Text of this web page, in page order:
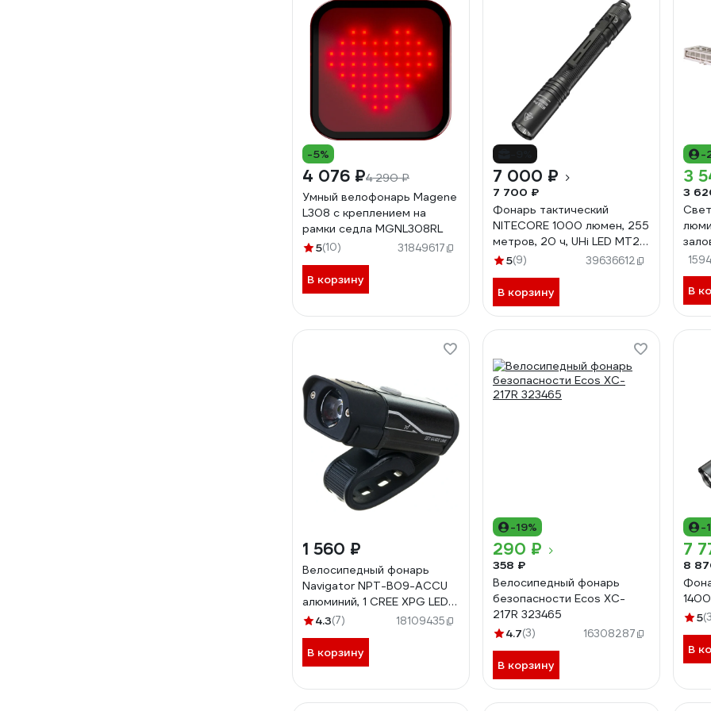
-5%
4 076 ₽4 290 ₽
Умный велофонарь Magene
L308 с креплением на
рамки седла MGNL308RL
5(10) 31849617
В корзину
7 000 ₽
7 700 ₽
Фонарь тактический
NITECORE 1000 люмен, 255
метров, 20 ч, UHi LED MT2A
Pro5(9) 39636612
В корзину
-
3
3
В
1 560 ₽
Велосипедный фонарь
Navigator NPT-B09-ACCU
алюминий, 1 CREE XPG LED 5
Вт, аккумулятор 3,7В
4.3(7) 18109435
В корзину
-19%
290 ₽
358 ₽
Велосипедный фонарь
безопасности Ecos XC-
217R 323465
4.7(3) 16308287
В корзину
-
7
8
5
В